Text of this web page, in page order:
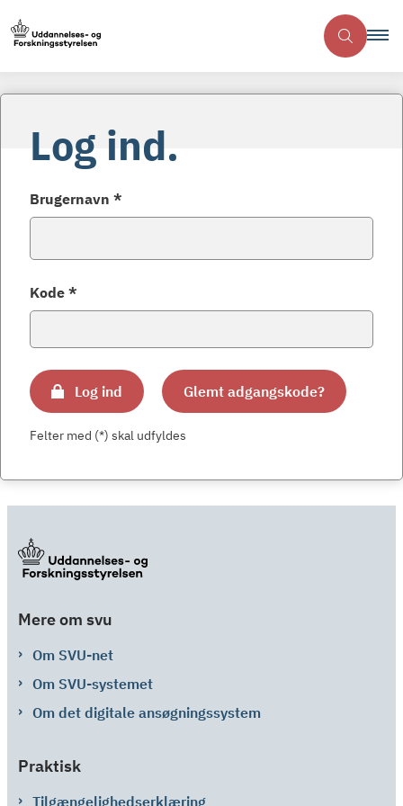
Log ind.
Brugernavn *
Kode *
Log ind Glemt adgangskode?
Felter med (*) skal udfyldes
Mere om svu
Om SVU-net
Om SVU-systemet
Om det digitale ansøgningssystem
Praktisk
Tilgængelighedserklæring